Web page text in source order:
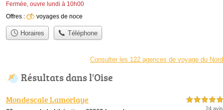
Fermée, ouvre lundi à 10h00
Offres :
voyages de noce
Horaires Téléphone
Consulter les 122 agences de voyage du Nord
Résultats dans l'Oise
Mondescale Lamorlaye 5,0 étoiles sur 5
24 avis